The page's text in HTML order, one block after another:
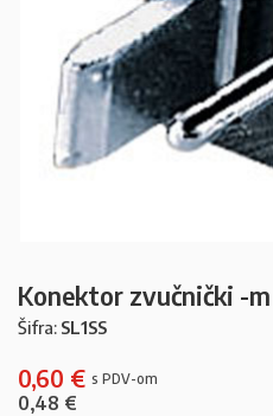
Konektor zvučnički -
Šifra: SL1SS
0,60 €
0,48 €